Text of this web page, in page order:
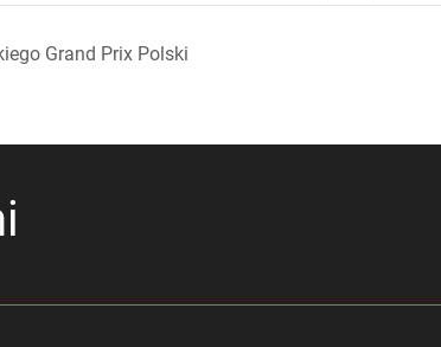
Grand Prix Polski